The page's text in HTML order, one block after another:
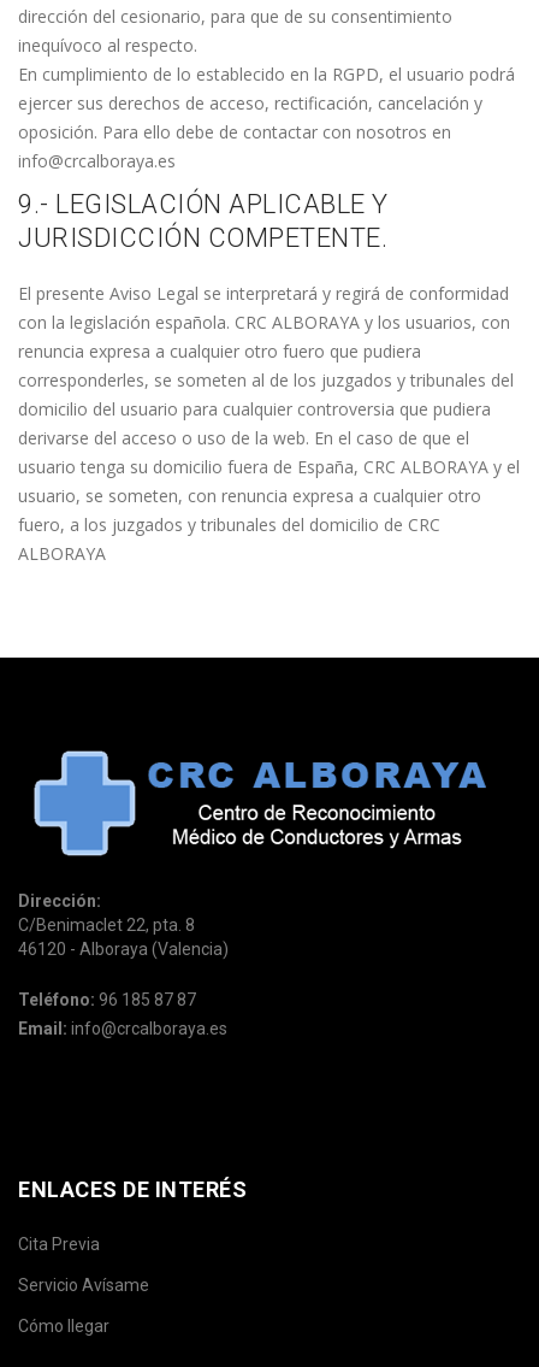
dirección del cesionario, para que de su consentimiento
inequívoco al respecto.
En cumplimiento de lo establecido en la RGPD, el usuario podrá
ejercer sus derechos de acceso, rectificación, cancelación y
oposición. Para ello debe de contactar con nosotros en
info@crcalboraya.es
9.- LEGISLACIÓN APLICABLE Y
JURISDICCIÓN COMPETENTE.
El presente Aviso Legal se interpretará y regirá de conformidad
con la legislación española. CRC ALBORAYA y los usuarios, con
renuncia expresa a cualquier otro fuero que pudiera
corresponderles, se someten al de los juzgados y tribunales del
domicilio del usuario para cualquier controversia que pudiera
derivarse del acceso o uso de la web. En el caso de que el
usuario tenga su domicilio fuera de España, CRC ALBORAYA y el
usuario, se someten, con renuncia expresa a cualquier otro
fuero, a los juzgados y tribunales del domicilio de CRC
ALBORAYA
Dirección:
C/Benimaclet 22, pta. 8
46120 - Alboraya (Valencia)
Teléfono: 96 185 87 87
Email: info@crcalboraya.es
ENLACES DE INTERÉS
Cita Previa
Servicio Avísame
Cómo llegar